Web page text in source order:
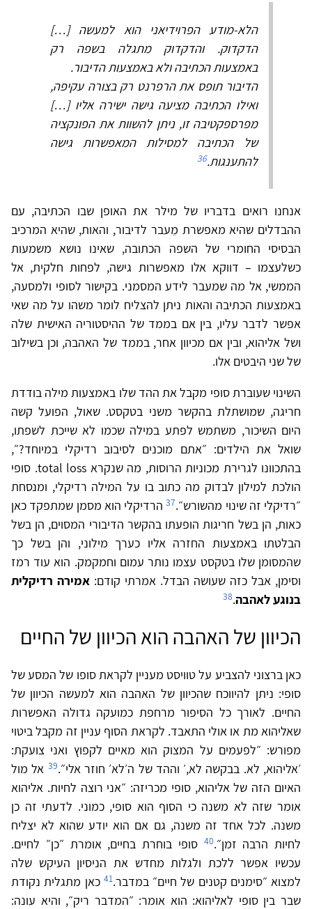
הלא-מודע הפרוידיאני הוא למעשה […]
הדקדוק. והדקדוק מתגלה בשפה רק
באמצעות הכתיבה ולא באמצעות הדיבור.
הדיבור תופס את הרפרנט רק בצורה עקיפה,
ואילו הכתיבה מציעה גישה ישירה אליו […]
מפרספקטיבה זו, ניתן להשוות את הפונקציה
של הכתיבה למסילות המאפשרות גישה
להתענגות.36
אנחנו רואים בדבריו של מילר את האופן שבו הכתיבה, עם
ההבדלים שהיא מאפשרת מֵעבר לדיבור, והאות, שהיא המרכיב
הבסיסי החומרי של השפה הכתובה, שאינו נושא משמעות
כשלעצמו – דווקא אלו מאפשרות גישה, לפחות חלקית, אל
הממשי, אל מה שמעבר לידע המסמני. בקישור לסופי ולמסעה,
באמצעות הכתיבה והאות ניתן להצליח לומר משהו על מה שאי
אפשר לדבר עליו, בין אם בממד של ההיסטוריה האישית שלה
ושל אליהוא, ובין אם מכיוון אחר, בממד של האהבה, וכן בשילוב
של שני היבטים אלו.
השינוי שעוברת סופי מקבל את ההד שלו באמצעות מילה בודדת
חריגה, שמושתלת בהקשר משני בטקסט. שאול, הפועל קשה
היום השיכור, משתמש לפתע במילה שכמו לא שייכת לשפתו,
שואל את הילדים: ״אתם מוכנים לסיבוב רדיקלי במיוחד?״,
בהתכוונו לגרירת מכוניות הרוסות, מה שנקרא total loss. סופי
הולכת למילון לבדוק מה כתוב בו על המילה רדיקלי, ומנסחת
״רדיקלי זה שינוי מהשורש״.37הרדיקלי הוא מסמן שמתפקד כאן
כאות, הן בשל חריגות הופעתו בהקשר הדיבורי המסוים, הן בשל
הבלטתו באמצעות החזרה אליו כערך מילוני, והן בשל כך
שהמסומן שלו בטקסט עצמו נותר עמום וחמקמק. הוא עוד רמז
וסימן, אבל כזה שעושה הבדל. אמרתי קודם: אמירה רדיקלית
בנוגע לאהבה.
38
הכיוון של האהבה הוא הכיוון של החיים
כאן ברצוני להצביע על טוויסט מעניין לקראת סופו של המסע של
סופי: ניתן להיווכח שהכיוון של האהבה הוא למעשה הכיוון של
החיים. לאורך כל הסיפור מרחפת כמועקה גדולה האפשרות
שאליהוא מת או אולי התאבד. לקראת הסוף עניין זה מקבל ביטוי
מפורש: ״לפעמים על המצוק הוא מאיים לקפוץ ואני צועקת:
׳אליהוא, לא. בבקשה לא,׳ וההד של ה׳לא׳ חוזר אלי״.39 אל מול
האיום הזה של אליהוא, סופי מכריזה: ״אני רוצה לחיות. אליהוא
אומר שזה לא משנה כי הסוף הוא סופי, כמוני. לדעתי זה כן
משנה. לכל אחד זה משנה, גם אם הוא יודע שהוא לא יצליח
לחיות הרבה זמן״.40 סופי בוחרת בחיים, אומרת ״כן״ לחיים.
עכשיו אפשר ללכת ולגלות מחדש את הניסיון העיקש שלה
למצוא ״סימנים קטנים של חיים״ במדבר.41 כאן מתגלית נקודת
שבר בין סופי לאליהוא: הוא אומר: ״המדבר ריק״, והיא עונה: